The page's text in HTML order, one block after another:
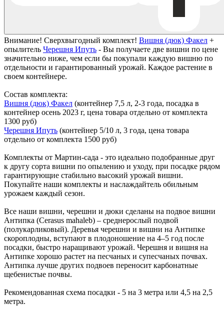
Внимание! Сверхвыгодный комплект! Вишня (дюк) Факел +
опылитель Черешня Ипуть - Вы получаете две вишни по цене
значительно ниже, чем если бы покупали каждую вишню по
отдельности и гарантированный урожай. Каждое растение в
своем контейнере.
Состав комплекта:
Вишня (дюк) Факел (контейнер 7,5 л, 2-3 года, посадка в
контейнер осень 2023 г, цена товара отдельно от комплекта
1300 руб)
Черешня Ипуть (контейнер 5/10 л, 3 года, цена товара
отдельно от комплекта 1500 руб)
Комплекты от Мартин-сада - это идеально подобранные друг
к другу сорта вишни по опылению и уходу, при посадке рядом
гарантирующие стабильно высокий урожай вишни.
Покупайте наши комплекты и наслаждайтель обильным
урожаем каждый сезон.
Все наши вишни, черешни и дюки сделаны на подвое вишни
Антипка (Cerasus mahaleb) – среднерослый подвой
(полукарликовый). Деревья черешни и вишни на Антипке
скороплодны, вступают в плодоношение на 4–5 год после
посадки, быстро наращивают урожай. Черешня и вишня на
Антипке хорошо растет на песчаных и супесчаных почвах.
Антипка лучше других подвоев переносит карбонатные
щебенистые почвы.
Рекомендованная схема посадки - 5 на 3 метра или 4,5 на 2,5
метра.